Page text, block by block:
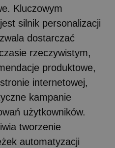
Kluczowym
silnik personalizacji
dostarczać
rzeczywistym,
produktowe,
internetowej,
kampanie
użytkowników.
tworzenie
automatyzacji